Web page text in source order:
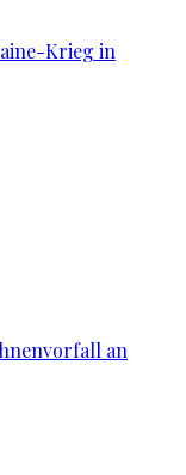
Krieg in
an